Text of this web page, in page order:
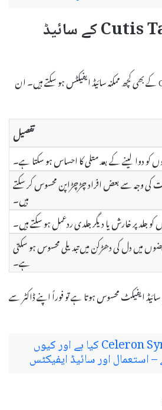
Cutis Tablet 250mg کے سائیڈ
ہر دوا کی طرح، Cutis Tablet کے بھی کچھ ممکنہ سائیڈ ایفیکٹس ہو سکتے ہیں۔ ان
تفصیل
کو دوا لینے کے بعد متلی کا احساس ہو سکتا ہے۔
کی وجہ سے بعض افراد چڑچڑاپن محسوس کر سکتے
ہیں۔
کو جلد پر خارش یا دیگر جلدی ردعمل ہو سکتے ہیں۔
میں دل کی دھڑکن میں تبدیلی محسوس ہو سکتی
ہے۔
ایفیکٹ محسوس ہوتا ہے تو فوراً اپنے ڈاکٹر سے
Celeron Syrup کیا ہے اور کیوں
– استعمال اور سائیڈ ایفیکٹس